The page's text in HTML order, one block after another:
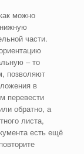
можно
части.
– то
позволяют
в
перевести
обратно, а
листа,
есть ещё